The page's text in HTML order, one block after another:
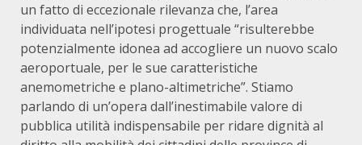
un fatto di eccezionale rilevanza che, l’area
individuata nell’ipotesi progettuale “risulterebbe
potenzialmente idonea ad accogliere un nuovo scalo
aeroportuale, per le sue caratteristiche
anemometriche e plano-altimetriche”. Stiamo
parlando di un’opera dall’inestimabile valore di
pubblica utilità indispensabile per ridare dignità al